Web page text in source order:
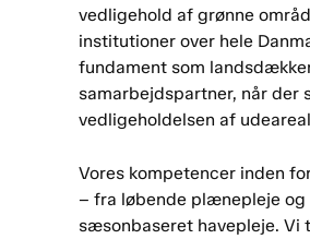
vedligehold af grønne
institutioner over hele
fundament som
samarbejdspartner, når
vedligeholdelsen af
Vores kompetencer inden
– fra løbende plænepleje
sæsonbaseret havepleje. Vi